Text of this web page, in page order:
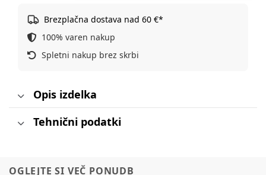
Brezplačna dostava nad 60 €*
100% varen nakup
Spletni nakup brez skrbi
Opis izdelka
Tehnični podatki
OGLEJTE SI VEČ PONUDB